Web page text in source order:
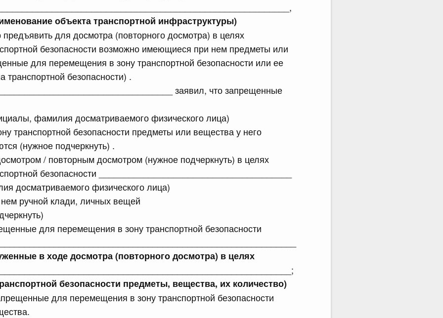
объекта транспортной инфраструктуры)
для досмотра (повторного досмотра) в целях
безопасности возможно имеющиеся при нем предметы или
для перемещения в зону транспортной безопасности или ее
транспортной безопасности) .
заявил, что запрещенные
досматриваемого физического лица)
транспортной безопасности предметы или вещества у него
(нужное подчеркнуть) .
/ повторным досмотром (нужное подчеркнуть) в целях
безопасности _______________________________________
досматриваемого физического лица)
ручной клади, личных вещей
для перемещения в зону транспортной безопасности
в ходе досмотра (повторного досмотра) в целях
безопасности предметы, вещества, их количество)
для перемещения в зону транспортной безопасности
Федерации от 18.07.2026 г. № 906
Российской Федерации от 27 апреля 2024
Федерации от 18.07.2026 г. № 904
Федерации от 18.07.2026 г. № 909
Российской Федерации от 17 февраля
Федерации от 18.07.2026 г. № 908
детективом Федеральной службы войск
(территориального органа), предоставившей
деятельности, о заключении договора на
Федерации от 18.07.2026 г. № 910
Российской Федерации
1